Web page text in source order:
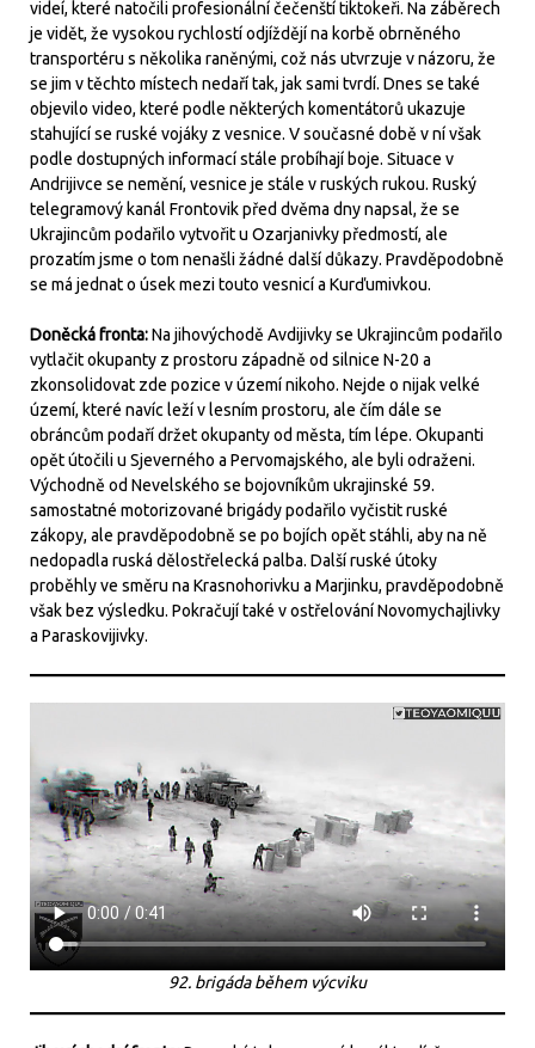
videí, které natočili profesionální čečenští tiktokeři. Na záběrech
je vidět, že vysokou rychlostí odjíždějí na korbě obrněného
transportéru s několika raněnými, což nás utvrzuje v názoru, že
se jim v těchto místech nedaří tak, jak sami tvrdí. Dnes se také
objevilo video, které podle některých komentátorů ukazuje
stahující se ruské vojáky z vesnice. V současné době v ní však
podle dostupných informací stále probíhají boje. Situace v
Andrijivce se nemění, vesnice je stále v ruských rukou. Ruský
telegramový kanál Frontovik před dvěma dny napsal, že se
Ukrajincům podařilo vytvořit u Ozarjanivky předmostí, ale
prozatím jsme o tom nenašli žádné další důkazy. Pravděpodobně
se má jednat o úsek mezi touto vesnicí a Kurďumivkou.
Doněcká fronta:Na jihovýchodě Avdijivky se Ukrajincům podařilo
vytlačit okupanty z prostoru západně od silnice N-20 a
zkonsolidovat zde pozice v území nikoho. Nejde o nijak velké
území, které navíc leží v lesním prostoru, ale čím dále se
obráncům podaří držet okupanty od města, tím lépe. Okupanti
opět útočili u Sjeverného a Pervomajského, ale byli odraženi.
Východně od Nevelského se bojovníkům ukrajinské 59.
samostatné motorizované brigády podařilo vyčistit ruské
zákopy, ale pravděpodobně se po bojích opět stáhli, aby na ně
nedopadla ruská dělostřelecká palba. Další ruské útoky
proběhly ve směru na Krasnohorivku a Marjinku, pravděpodobně
však bez výsledku. Pokračují také v ostřelování Novomychajlivky
a Paraskovijivky.
92. brigáda během výcviku